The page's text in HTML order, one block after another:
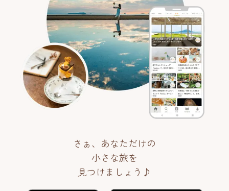
さぁ、あなただけの
小さな旅を
見つけましょう♪